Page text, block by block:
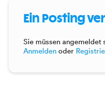
Ein Posting
Sie müssen angemeldet
Anmelden oder